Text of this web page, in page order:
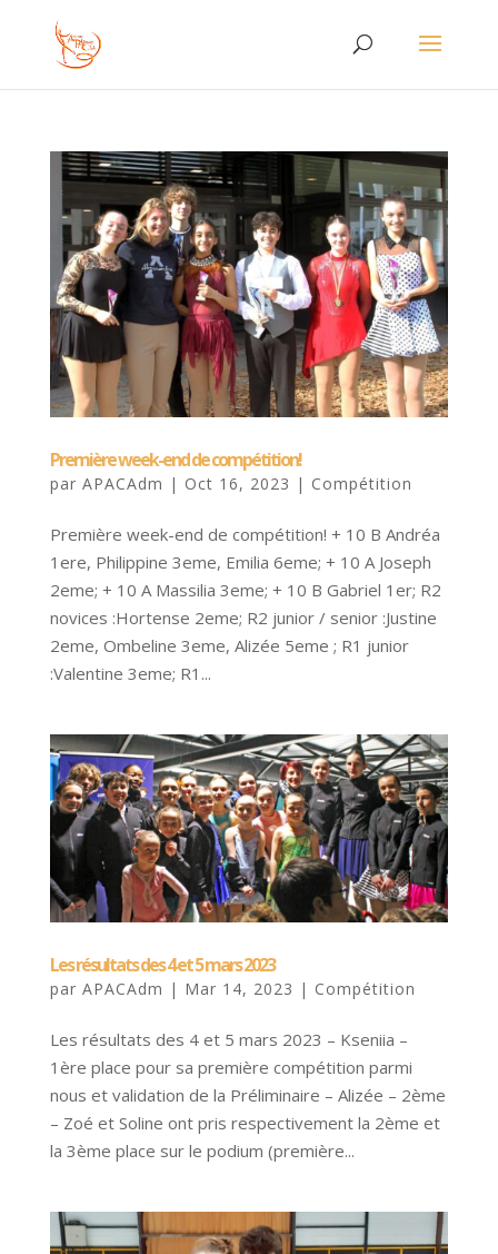
Première week-end de compétition!
par APACAdm | Oct 16, 2023 | Compétition
Première week-end de compétition! + 10 B Andréa
1ere, Philippine 3eme, Emilia 6eme; + 10 A Joseph
2eme; + 10 A Massilia 3eme; + 10 B Gabriel 1er; R2
novices :Hortense 2eme; R2 junior / senior :Justine
2eme, Ombeline 3eme, Alizée 5eme ; R1 junior
:Valentine 3eme; R1...
Les résultats des 4 et 5 mars 2023
par APACAdm | Mar 14, 2023 | Compétition
Les résultats des 4 et 5 mars 2023 – Kseniia –
1ère place pour sa première compétition parmi
nous et validation de la Préliminaire – Alizée – 2ème
– Zoé et Soline ont pris respectivement la 2ème et
la 3ème place sur le podium (première...